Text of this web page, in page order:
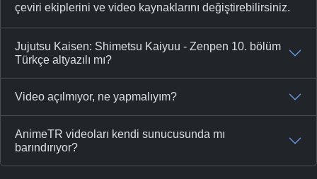
çeviri ekiplerini ve video kaynaklarını değiştirebilirsiniz.
Jujutsu Kaisen: Shimetsu Kaiyuu - Zenpen 10. bölüm
Türkçe altyazılı mı?
Video açılmıyor, ne yapmalıyım?
AnimeTR videoları kendi sunucusunda mı
barındırıyor?